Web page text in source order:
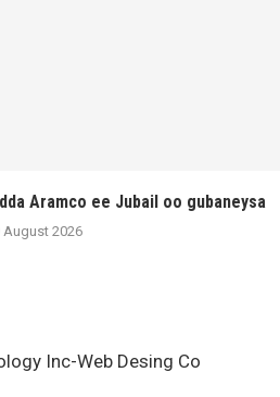
Aramco ee Jubail oo gubaneysa
August 2026